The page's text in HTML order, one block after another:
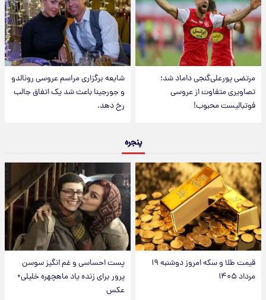
مرتضی پورعلی‌گنجی داماد شد؛
تصاویری متفاوت از عروسی
فوتبالیست محبوب!
شایعه برگزاری مراسم عروسی رونالدو
و جورجینا باعث شد یک اتفاق جالب
رخ دهد.
پنجره
قیمت طلا و سکه امروز دوشنبه ۱۹
مرداد ۱۴۰۵
پست احساسی و غم انگیز سوسن
پرور برای زنده یاد ماهچهره خلیلی+
عکس